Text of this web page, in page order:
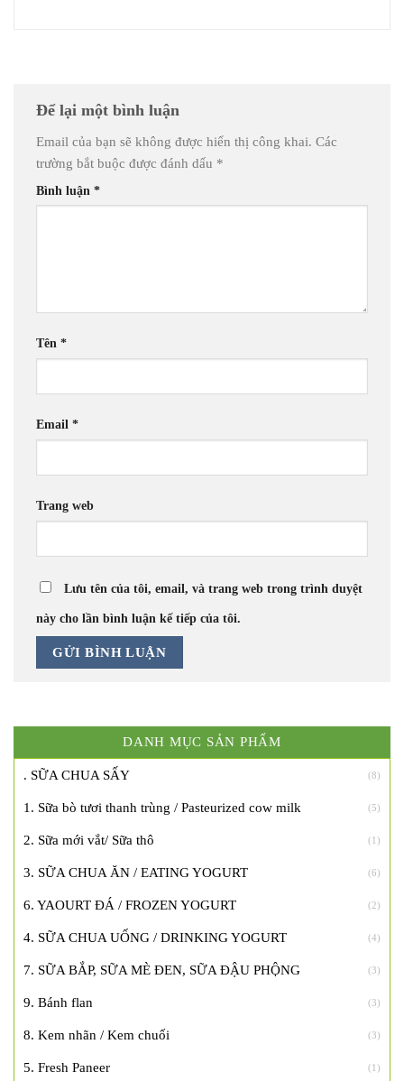
Để lại một bình luận
Email của bạn sẽ không được hiển thị công khai. Các
trường bắt buộc được đánh dấu *
Bình luận *
Tên *
Email *
Trang web
Lưu tên của tôi, email, và trang web trong trình duyệt
này cho lần bình luận kế tiếp của tôi.
DANH MỤC SẢN PHẨM
. SỮA CHUA SẤY (8)
1. Sữa bò tươi thanh trùng / Pasteurized cow milk (5)
2. Sữa mới vắt/ Sữa thô (1)
3. SỮA CHUA ĂN / EATING YOGURT (6)
6. YAOURT ĐÁ / FROZEN YOGURT (2)
4. SỮA CHUA UỐNG / DRINKING YOGURT (4)
7. SỮA BẮP, SỮA MÈ ĐEN, SỮA ĐẬU PHỘNG (3)
9. Bánh flan (3)
8. Kem nhãn / Kem chuối (3)
5. Fresh Paneer (1)